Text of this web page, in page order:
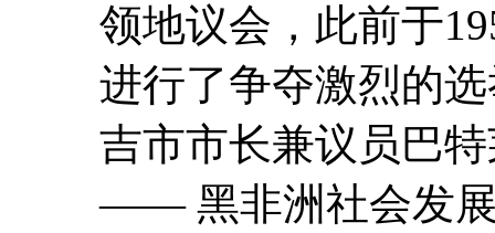
领地议会，此前于
进行了争夺激烈的
吉市市长兼议员巴
—— 黑非洲社会发